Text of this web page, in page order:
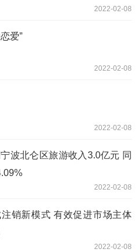
2022-02-08
爱”
2022-02-08
2022-02-08
波北仑区旅游收入3.0亿元 同
2022-02-08
销新模式 有效促进市场主体
2022-02-08